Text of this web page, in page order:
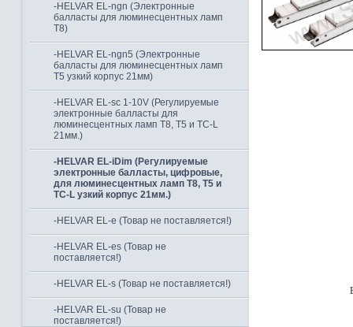
-HELVAR EL-ngn (Электронные
балласты для люминесцентных ламп
Т8)
-HELVAR EL-ngn5 (Электронные
балласты для люминесцентных ламп
Т5 узкий корпус 21мм)
-HELVAR EL-sc 1-10V (Регулируемые
электронные балласты для
люминесцентных ламп Т8, Т5 и TC-L
21мм.)
-HELVAR EL-iDim (Регулируемые
электронные балласты, цифровые,
для люминесцентных ламп Т8, Т5 и
TC-L узкий корпус 21мм.)
-HELVAR EL-e (Товар не поставляется!)
-HELVAR EL-es (Товар не
поставляется!)
-HELVAR EL-s (Товар не поставляется!)
-HELVAR EL-su (Товар не
поставляется!)